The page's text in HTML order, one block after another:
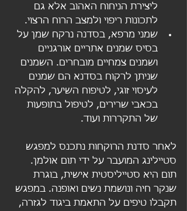
ליצירת הניחוח האהוב אלא גם
לתכונות ריפוי ולמצב הרוח הרצוי.
שמני מרפא, בסדנה נרקח שמן על
בסיס שמנים אתריים אורגניים
ושמנים צמחיים מובחרים. השמנים
שניתן לרקוח בסדנא הם שמנים
לעיסוי זוגי, לטיפוח השיער, להקלה
בכאבי שרירים, לטיפול בתופעות
של התקררות ועוד.
לאחר סדנת הרוקחות נתכנס למפגש
סטיילינג המועבר על ידי תום אולמן.
תום היא סטייליסטית אישית, בוגרת
שנקר חיה ונושמת נשים ואופנה. במפגש
תקבלו טיפים על התאמת ביגוד לגזרה,